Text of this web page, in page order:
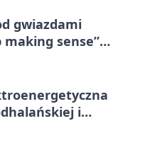
gwiazdami
making sense”
i